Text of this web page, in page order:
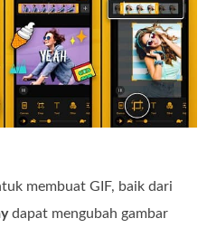
membuat GIF, baik dari
dapat mengubah gambar